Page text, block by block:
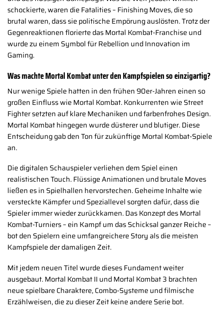
schockierte, waren die Fatalities – Finishing Moves, die so
brutal waren, dass sie politische Empörung auslösten. Trotz der
Gegenreaktionen florierte das Mortal Kombat-Franchise und
wurde zu einem Symbol für Rebellion und Innovation im
Gaming.
Was machte Mortal Kombat unter den Kampfspielen so einzigartig?
Nur wenige Spiele hatten in den frühen 90er-Jahren einen so
großen Einfluss wie Mortal Kombat. Konkurrenten wie Street
Fighter setzten auf klare Mechaniken und farbenfrohes Design.
Mortal Kombat hingegen wurde düsterer und blutiger. Diese
Entscheidung gab den Ton für zukünftige Mortal Kombat-Spiele
an.
Die digitalen Schauspieler verliehen dem Spiel einen
realistischen Touch. Flüssige Animationen und brutale Moves
ließen es in Spielhallen hervorstechen. Geheime Inhalte wie
versteckte Kämpfer und Speziallevel sorgten dafür, dass die
Spieler immer wieder zurückkamen. Das Konzept des Mortal
Kombat-Turniers – ein Kampf um das Schicksal ganzer Reiche –
bot den Spielern eine umfangreichere Story als die meisten
Kampfspiele der damaligen Zeit.
Mit jedem neuen Titel wurde dieses Fundament weiter
ausgebaut. Mortal Kombat II und Mortal Kombat 3 brachten
neue spielbare Charaktere, Combo-Systeme und filmische
Erzählweisen, die zu dieser Zeit keine andere Serie bot.